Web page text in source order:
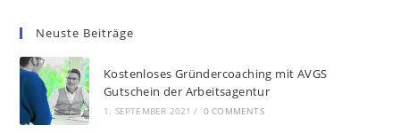
Neuste Beiträge
Kostenloses Gründercoaching mit AVGS
Gutschein der Arbeitsagentur
1. SEPTEMBER 2021 / 0 COMMENTS